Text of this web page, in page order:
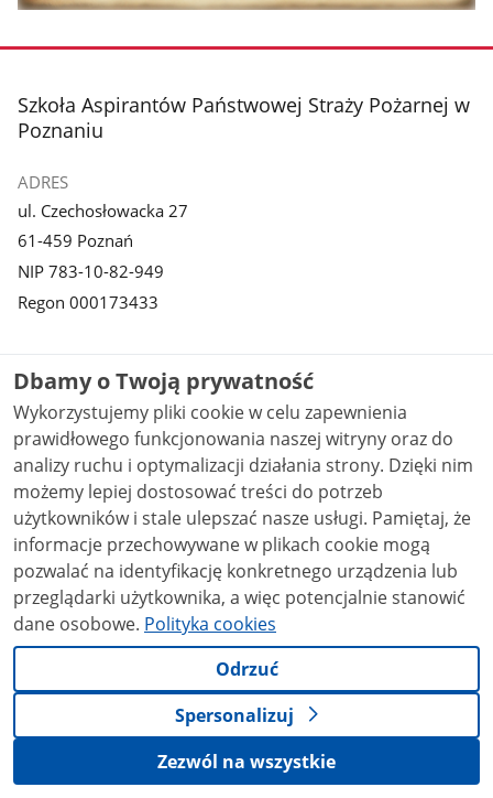
stopka
Szkoła Aspirantów Państwowej Straży Pożarnej w
Poznaniu
ADRES
ul. Czechosłowacka 27
61-459 Poznań
NIP 783-10-82-949
Regon 000173433
KONTAKT
Skontaktuj się z nami
pod numerem:
fax:618301191; e-mail: szkola@sapsp.edu.pl
W dni robocze
w godzinach: 7:30-15:30
MEDIA SPOŁECZNOŚCIOWE:
Strona
gov.pl
gov.pl
Dbamy o Twoją prywatność
Wykorzystujemy pliki cookie w celu zapewnienia
prawidłowego funkcjonowania naszej witryny oraz do
analizy ruchu i optymalizacji działania strony. Dzięki nim
możemy lepiej dostosować treści do potrzeb
użytkowników i stale ulepszać nasze usługi. Pamiętaj, że
informacje przechowywane w plikach cookie mogą
pozwalać na identyfikację konkretnego urządzenia lub
przeglądarki użytkownika, a więc potencjalnie stanowić
dane osobowe. Polityka cookies
Odrzuć
Spersonalizuj
Zezwól na wszystkie